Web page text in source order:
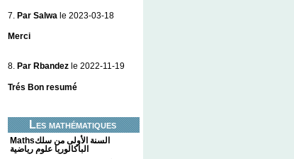
7. Par Salwa le 2023-03-18
Merci
8. Par Rbandez le 2022-11-19
Trés Bon resumé
Les mathématiques
Mathsالسنة الأولى من سلك
الباكالوريا علوم رياضية